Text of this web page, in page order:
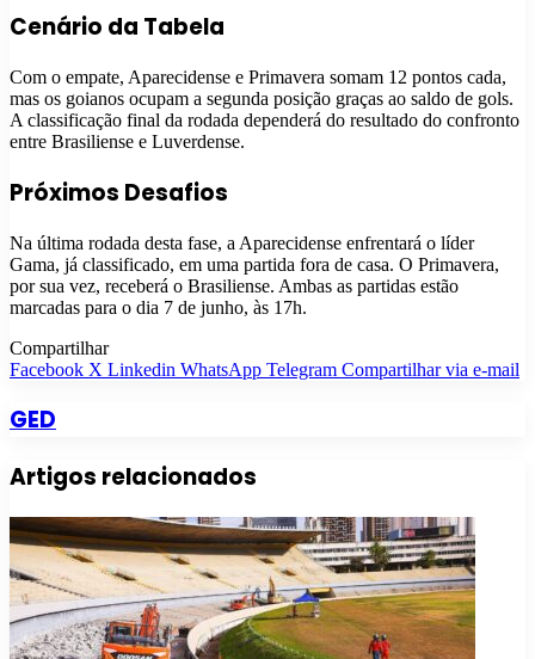
Cenário da Tabela
Com o empate, Aparecidense e Primavera somam 12 pontos cada,
mas os goianos ocupam a segunda posição graças ao saldo de gols.
A classificação final da rodada dependerá do resultado do confronto
entre Brasiliense e Luverdense.
Próximos Desafios
Na última rodada desta fase, a Aparecidense enfrentará o líder
Gama, já classificado, em uma partida fora de casa. O Primavera,
por sua vez, receberá o Brasiliense. Ambas as partidas estão
marcadas para o dia 7 de junho, às 17h.
Compartilhar
Facebook X Linkedin WhatsApp Telegram Compartilhar via e-mail
GED
Artigos relacionados